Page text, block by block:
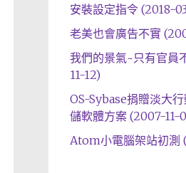
安裝設定指令 (2018-
老美也會廣告不實
我們的景氣~只有官員
11-12)
OS-Sybase捐贈淡大
儲軟體方案 (2007-11-
Atom小電腦架站初測